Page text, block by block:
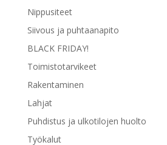
Nippusiteet
Siivous ja puhtaanapito
BLACK FRIDAY!
Toimistotarvikeet
Rakentaminen
Lahjat
Puhdistus ja ulkotilojen huolto
Työkalut